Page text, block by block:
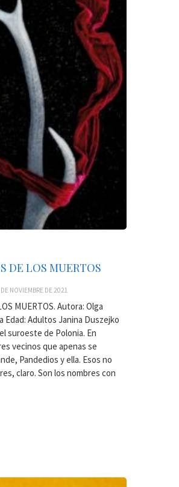
DE LOS MUERTOS
NOVIEMBRE DE 2021
MUERTOS. Autora: Olga
Edad: Adultos Janina Duszejko
suroeste de Polonia. En
vecinos que apenas se
Pandedios y ella. Esos no
claro. Son los nombres con